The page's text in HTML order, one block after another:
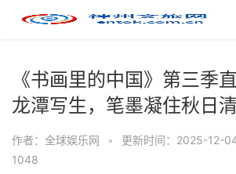
《书画里的中国》第三季
龙潭写生，笔墨凝住秋日
作者：全球娱乐网 • 更新时间：2025-12-
1048